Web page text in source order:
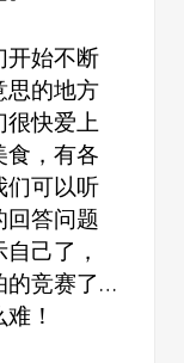
开始不断
思的地方
很快爱上
食，有各
们可以听
回答问题
己了，
的竞赛了…
！